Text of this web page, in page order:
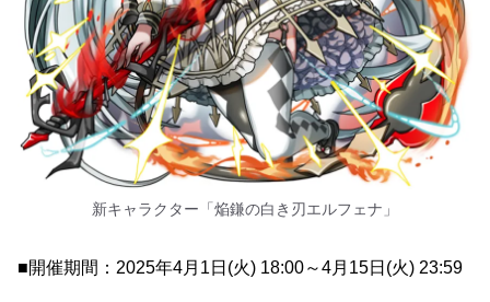
新キャラクター「焔鎌の白き刃エルフェナ」
■開催期間：2025年4月1日(火) 18:00～4月15日(火) 23:59